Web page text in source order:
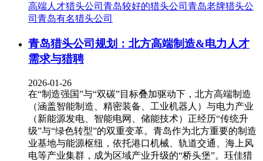
高端人才猎头公司 青岛较好的猎头公司 青岛老牌猎头公
司 青岛有名猎头公司
青岛猎头公司规划：北方高端制造&电力人才
需求与猎聘
2026-01-26
在“制造强国”与“双碳”目标叠加驱动下，北方高端制造
（涵盖智能制造、精密装备、工业机器人）与电力产业
（新能源发电、智能电网、储能技术）正经历“传统升
级”与“绿色转型”的双重变革。青岛作为北方重要的制造
业基地与能源枢纽，依托港口机械、轨道交通、海上风
电等产业集群，成为区域产业升级的“桥头堡”。珏佳猎